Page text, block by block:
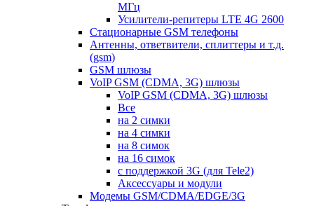
МГц
Усилители-репитеры LTE 4G 2600
Стационарные GSM телефоны
Антенны, ответвители, сплиттеры и т.д.
(gsm)
GSM шлюзы
VoIP GSM (CDMA, 3G) шлюзы
VoIP GSM (CDMA, 3G) шлюзы
Все
на 2 симки
на 4 симки
на 8 симок
на 16 симок
с поддержкой 3G (для Tele2)
Аксессуары и модули
Модемы GSM/CDMA/EDGE/3G